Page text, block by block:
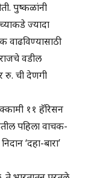
पुष्कळांनी
ज्यादा
वाढविण्यासाठी
राजचे वडील
रु. ची देणगी
११ हॅरिसन
पहिला वाचक-
‘दहा-बारा’